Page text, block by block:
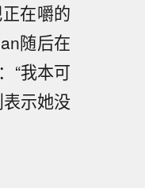
在嚼的
随后在
“我本可
示她没